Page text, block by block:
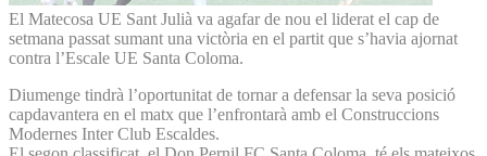
El Matecosa UE Sant Julià va agafar de nou el liderat el cap de
setmana passat sumant una victòria en el partit que s’havia ajornat
contra l’Escale UE Santa Coloma.
Diumenge tindrà l’oportunitat de tornar a defensar la seva posició
capdavantera en el matx que l’enfrontarà amb el Construccions
Modernes Inter Club Escaldes.